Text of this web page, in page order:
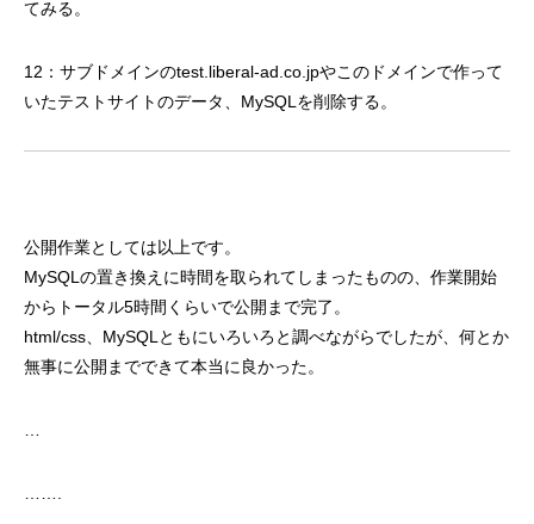
てみる。
12：サブドメインのtest.liberal-ad.co.jpやこのドメインで作って
いたテストサイトのデータ、MySQLを削除する。
公開作業としては以上です。
MySQLの置き換えに時間を取られてしまったものの、作業開始
からトータル5時間くらいで公開まで完了。
html/css、MySQLともにいろいろと調べながらでしたが、何とか
無事に公開までできて本当に良かった。
…
…….